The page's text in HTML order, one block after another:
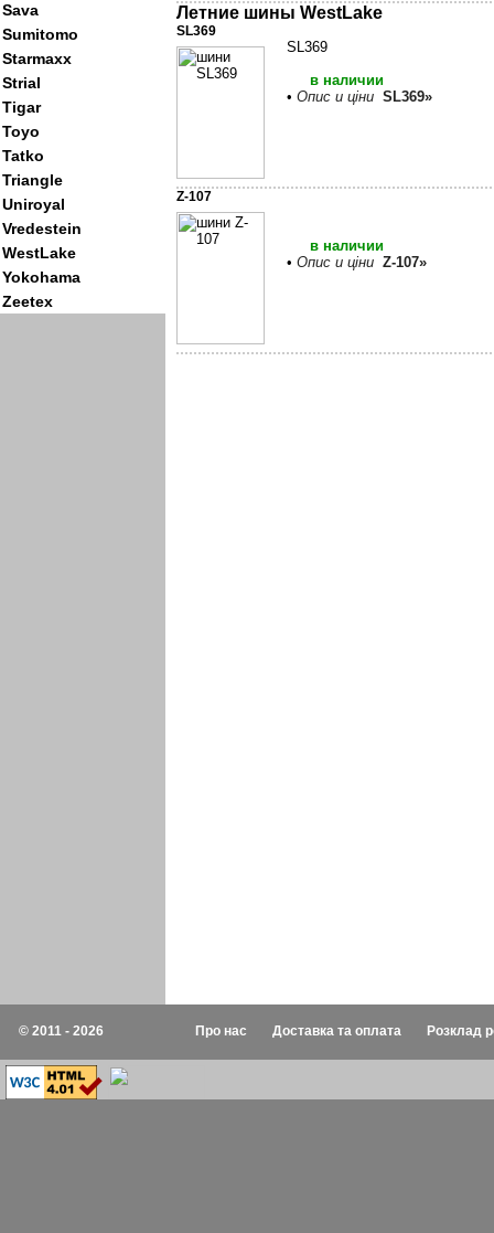
Sava
Sumitomo
Starmaxx
Strial
Tigar
Toyo
Tatko
Triangle
Uniroyal
Vredestein
WestLake
Yokohama
Zeetex
Летние шины WestLake
SL369
SL369
в наличии
• Опис и ціни SL369»
Z-107
в наличии
• Опис и ціни Z-107»
© 2011 - 2026 Про нас Доставка та оплата Розклад